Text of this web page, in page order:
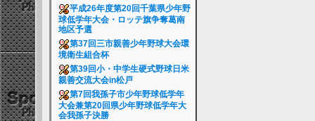
平成26年度第20回千葉県少年野
球低学年大会・ロッテ旗争奪葛南
地区予選
第37回三市親善少年野球大会環
境衛生組合杯
第39回小・中学生硬式野球日米
親善交流大会in松戸
第7回我孫子市少年野球低学年
大会兼第20回県少年野球低学年大
会我孫子決勝